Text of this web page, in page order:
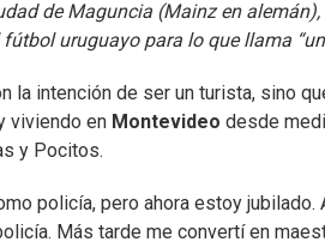
de Maguncia (Mainz en
uruguayo para lo que llama
la intención de ser un turista, sino
viviendo en Montevideo desde
y Pocitos.
policía, pero ahora estoy
Más tarde me convertí en